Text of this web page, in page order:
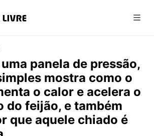
panela de pressão,
mostra como o
o calor e acelera o
do feijão, e também
que aquele chiado é